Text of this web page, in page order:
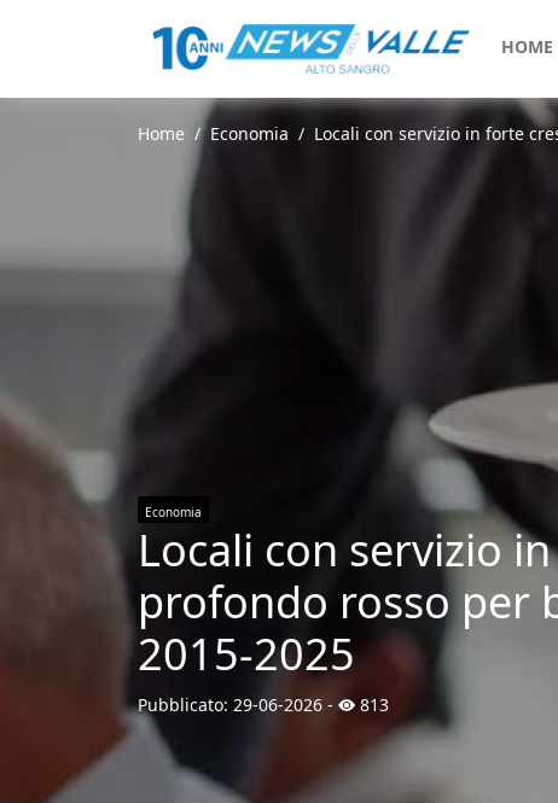
HOME
Home Economia Locali con servizio in forte
Economia
Locali con servizio
profondo rosso per
2015-2025
Pubblicato: 29-06-2026 - 813